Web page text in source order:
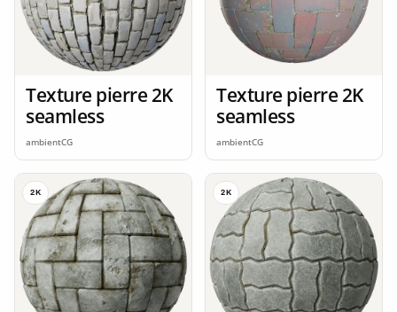
Texture pierre 2K
seamless
ambientCG
Texture pierre 2K
seamless
ambientCG
2K 2K